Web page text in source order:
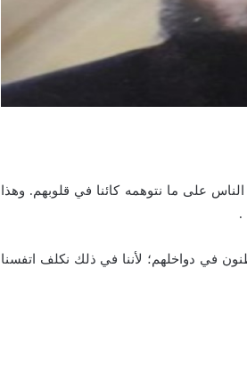
على ما نتوهمه كائنا في قلوبهم. وهذا
.
في دواخلهم؛ لأننا في ذلك نكلف اتفسنا